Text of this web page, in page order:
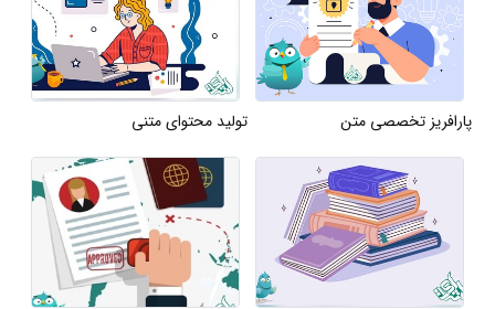
پارافریز تخصصی متن تولید محتوای متنی